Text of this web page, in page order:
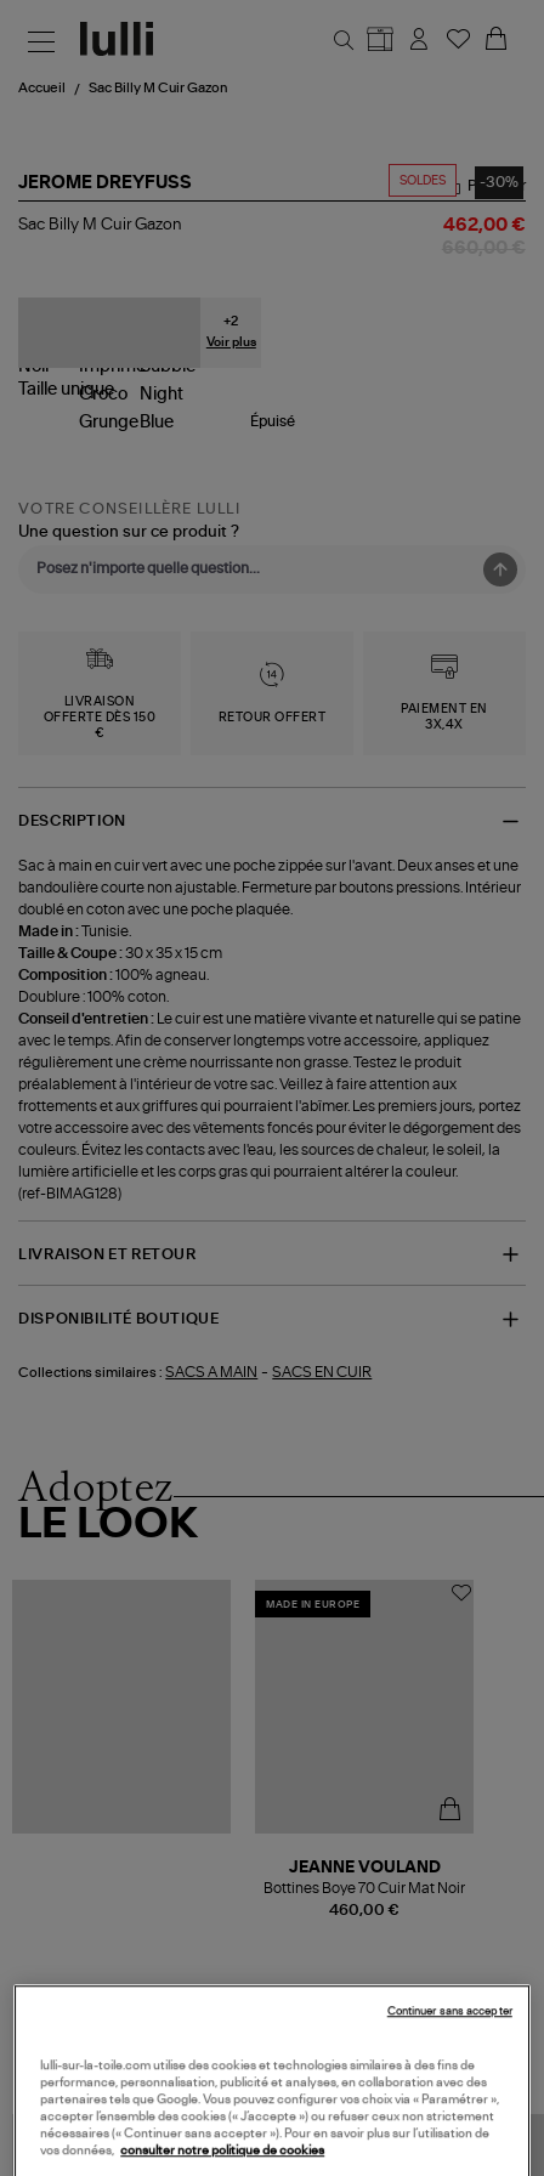
Accueil Sac Billy M Cuir Gazon
SOLDES -30%
JEROME DREYFUSS
Sac
Partager
Sac Billy M Cuir Gazon 462,00 €
+2
Voir plus
Taille unique
Épuisé
VOTRE CONSEILLÈRE LULLI
Une question sur ce produit ?
LIVRAISON
OFFERTE DÈS 150
€
RETOUR OFFERT
PAIEMENT EN
3X,4X
DESCRIPTION
Sac à main en cuir vert avec une poche zippée sur l'avant. Deux anses et une
bandoulière courte non ajustable. Fermeture par boutons pressions. Intérieur
doublé en coton avec une poche plaquée.
Made in :Tunisie.
Taille & Coupe :30 x 35 x 15 cm
Composition :100% agneau.
Doublure : 100% coton.
Conseil d'entretien :
Le cuir est une matière vivante et naturelle qui se patine
avec le temps. Afin de conserver longtemps votre accessoire, appliquez
régulièrement une crème nourrissante non grasse. Testez le produit
préalablement à l'intérieur de votre sac. Veillez à faire attention aux
frottements et aux griffures qui pourraient l'abîmer. Les premiers jours, portez
votre accessoire avec des vêtements foncés pour éviter le dégorgement des
couleurs. Évitez les contacts avec l'eau, les sources de chaleur, le soleil, la
lumière artificielle et les corps gras qui pourraient altérer la couleur.
(ref-BIMAG128)
LIVRAISON ET RETOUR
DISPONIBILITÉ BOUTIQUE
Collections similaires : SACS A MAIN -SACS EN CUIR
Adoptez
LE LOOK
MADE IN EUROPE
460,00 €
JEANNE VOULAND
Bottines Boye 70 Cuir Mat Noir
lulli-sur-la-toile.com utilise des cookies et technologies similaires à des fins de
performance, personnalisation, publicité et analyses, en collaboration avec des
partenaires tels que Google. Vous pouvez configurer vos choix via « Paramétrer »,
accepter l’ensemble des cookies (« J’accepte ») ou refuser ceux non strictement
nécessaires (« Continuer sans accepter »). Pour en savoir plus sur l’utilisation de
vos données,
consulter notre politique de cookies
Continuer sans accepter